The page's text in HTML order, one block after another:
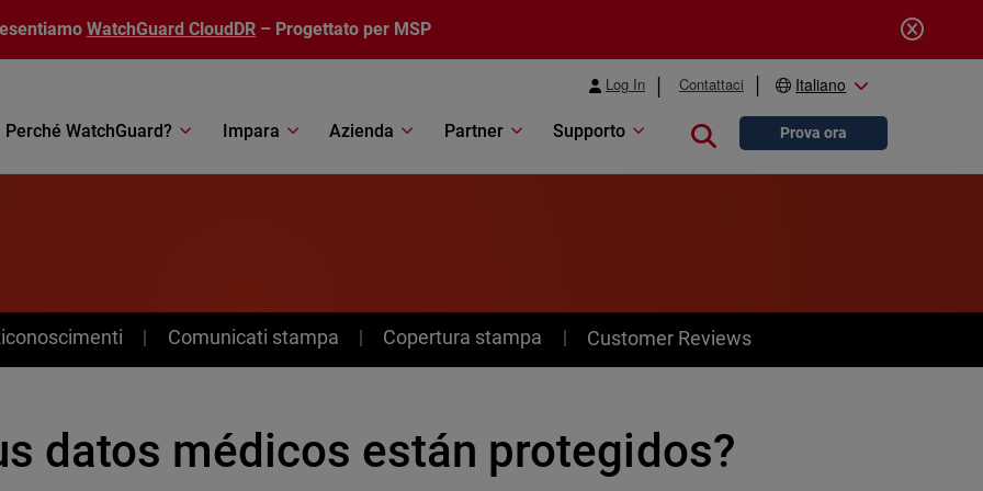
WatchGuard CloudDR – Progettato per MSP
Log In Contattaci Italiano
Perché WatchGuard? Impara Azienda Partner Supporto Close searchProva ora
Comunicati stampa Copertura stampa Customer Reviews
datos médicos están protegidos?